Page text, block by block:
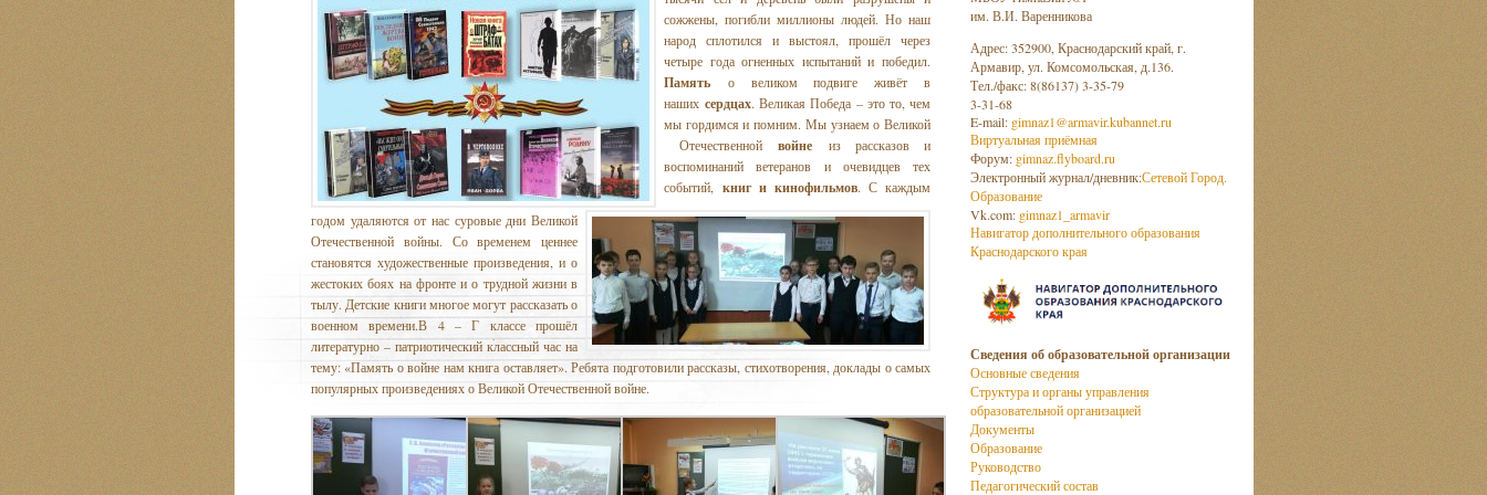
сожжены, погибли миллионы людей. Но наш
народ сплотился и выстоял, прошёл через
четыре года огненных испытаний и победил.
Память о великом подвиге живёт в
нашихсердцах. Великая Победа – это то, чем
мы гордимся и помним. Мы узнаем о Великой
Отечественнойвойне из рассказов и
воспоминаний ветеранов и очевидцев тех
событий, книг и кинофильмов. С каждым
годом удаляются от нас суровые дни Великой
Отечественной войны. Со временем ценнее
становятся художественные произведения, и о
жестоких боях на фронте и о трудной жизни в
тылу. Детские книги многое могут рассказать о
военном времени.В 4 – Г классе прошёл
литературно – патриотический классный час на
тему: «Память о войне нам книга оставляет». Ребята подготовили рассказы, стихотворения, доклады о самых
популярных произведениях о Великой Отечественной войне.
им. В.И. Варенникова
Адрес: 352900, Краснодарский край, г.
Армавир, ул. Комсомольская, д.136.
Тел./факс: 8(86137) 3-35-79
3-31-68
E-mail: gimnaz1@armavir.kubannet.ru
Виртуальная приёмная
Форум: gimnaz.flyboard.ru
Электронный журнал/дневник:Сетевой Город.
Образование
Vk.com: gimnaz1_armavir
Навигатор дополнительного образования
Краснодарского края
Сведения об образовательной организации
Основные сведения
Структура и органы управления
образовательной организацией
Документы
Образование
Руководство
Педагогический состав